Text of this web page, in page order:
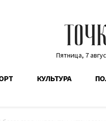
Пятница, 7
КУЛЬТУРА